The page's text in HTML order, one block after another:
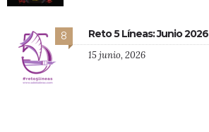
8 Reto 5 Líneas: Junio 2026
15 junio, 2026